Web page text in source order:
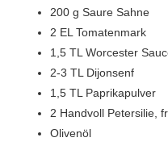
200 g Saure Sahne
2 EL Tomatenmark
1,5 TL Worcester
2-3 TL Dijonsenf
1,5 TL Paprikapulver
2 Handvoll Petersilie,
Olivenöl